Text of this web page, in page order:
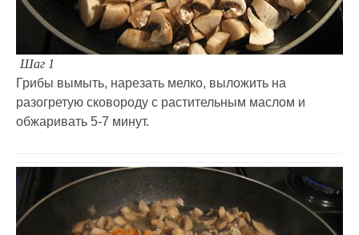
Шаг 1
Грибы вымыть, нарезать мелко, выложить на
разогретую сковороду с растительным маслом и
обжаривать 5-7 минут.